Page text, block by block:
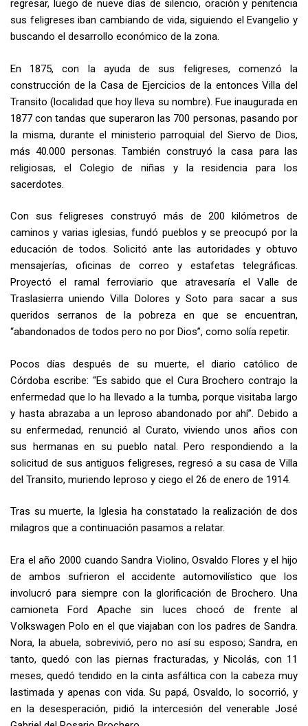
regresar, luego de nueve días de silencio, oración y penitencia
sus feligreses iban cambiando de vida, siguiendo el Evangelio y
buscando el desarrollo económico de la zona.
En 1875, con la ayuda de sus feligreses, comenzó la
construcción de la Casa de Ejercicios de la entonces Villa del
Transito (localidad que hoy lleva su nombre). Fue inaugurada en
1877 con tandas que superaron las 700 personas, pasando por
la misma, durante el ministerio parroquial del Siervo de Dios,
más 40.000 personas. También construyó la casa para las
religiosas, el Colegio de niñas y la residencia para los
sacerdotes.
Con sus feligreses construyó más de 200 kilómetros de
caminos y varias iglesias, fundó pueblos y se preocupó por la
educación de todos. Solicitó ante las autoridades y obtuvo
mensajerías, oficinas de correo y estafetas telegráficas.
Proyectó el ramal ferroviario que atravesaría el Valle de
Traslasierra uniendo Villa Dolores y Soto para sacar a sus
queridos serranos de la pobreza en que se encuentran,
“abandonados de todos pero no por Dios”, como solía repetir.
Pocos días después de su muerte, el diario católico de
Córdoba escribe: “Es sabido que el Cura Brochero contrajo la
enfermedad que lo ha llevado a la tumba, porque visitaba largo
y hasta abrazaba a un leproso abandonado por ahí”. Debido a
su enfermedad, renunció al Curato, viviendo unos años con
sus hermanas en su pueblo natal. Pero respondiendo a la
solicitud de sus antiguos feligreses, regresó a su casa de Villa
del Transito, muriendo leproso y ciego el 26 de enero de 1914.
Tras su muerte, la Iglesia ha constatado la realización de dos
milagros que a continuación pasamos a relatar.
Era el año 2000 cuando Sandra Violino, Osvaldo Flores y el hijo
de ambos sufrieron el accidente automovilístico que los
involucró para siempre con la glorificación de Brochero. Una
camioneta Ford Apache sin luces chocó de frente al
Volkswagen Polo en el que viajaban con los padres de Sandra.
Nora, la abuela, sobrevivió, pero no así su esposo; Sandra, en
tanto, quedó con las piernas fracturadas, y Nicolás, con 11
meses, quedó tendido en la cinta asfáltica con la cabeza muy
lastimada y apenas con vida. Su papá, Osvaldo, lo socorrió, y
en la desesperación, pidió la intercesión del venerable José